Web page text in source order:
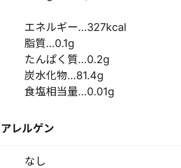
エネルギー…327kcal
脂質…0.1g
たんぱく質…0.2g
炭水化物…81.4g
食塩相当量…0.01g
アレルゲン
なし